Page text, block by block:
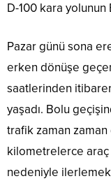
D-100 kara
Pazar günü sona
erken dönüşe
saatlerinden
yaşadı. Bolu
trafik zaman
kilometrelerce
nedeniyle